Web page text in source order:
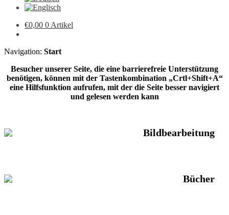
€0,00 0 Artikel
Navigation: Start
Besucher unserer Seite, die eine barrierefreie Unterstützung
benötigen, können mit der Tastenkombination „Crtl+Shift+A“
eine Hilfsfunktion aufrufen, mit der die Seite besser navigiert
und gelesen werden kann
Bildbearbeitung
Bücher